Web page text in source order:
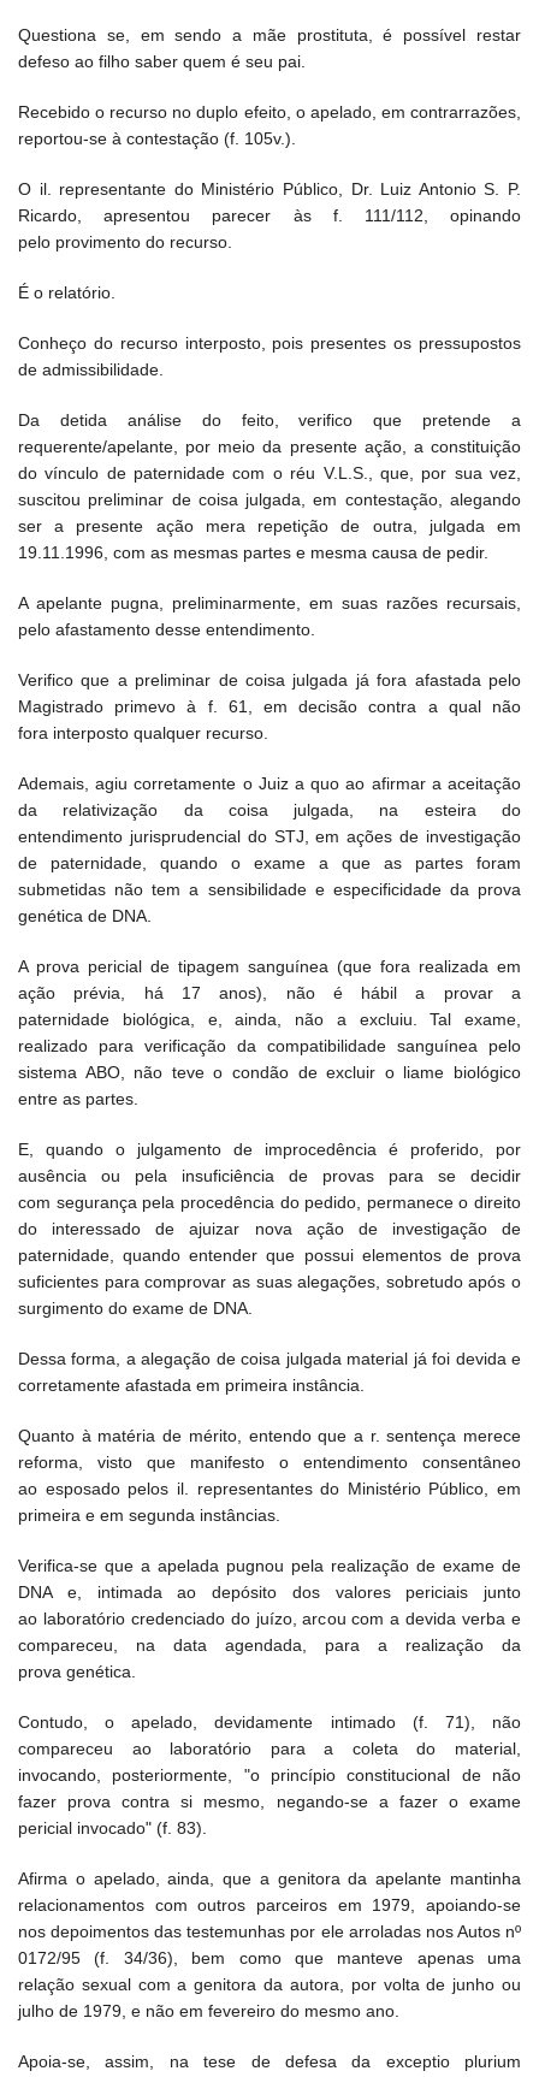
Questiona se, em sendo a mãe prostituta, é possível restar
defeso ao filho saber quem é seu pai.
Recebido o recurso no duplo efeito, o apelado, em contrarrazões,
reportou-se à contestação (f. 105v.).
O il. representante do Ministério Público, Dr. Luiz Antonio S. P.
Ricardo, apresentou parecer às f. 111/112, opinando
pelo provimento do recurso.
É o relatório.
Conheço do recurso interposto, pois presentes os pressupostos
de admissibilidade.
Da detida análise do feito, verifico que pretende a
requerente/apelante, por meio da presente ação, a constituição
do vínculo de paternidade com o réu V.L.S., que, por sua vez,
suscitou preliminar de coisa julgada, em contestação, alegando
ser a presente ação mera repetição de outra, julgada em
19.11.1996, com as mesmas partes e mesma causa de pedir.
A apelante pugna, preliminarmente, em suas razões recursais,
pelo afastamento desse entendimento.
Verifico que a preliminar de coisa julgada já fora afastada pelo
Magistrado primevo à f. 61, em decisão contra a qual não
fora interposto qualquer recurso.
Ademais, agiu corretamente o Juiz a quo ao afirmar a aceitação
da relativização da coisa julgada, na esteira do
entendimento jurisprudencial do STJ, em ações de investigação
de paternidade, quando o exame a que as partes foram
submetidas não tem a sensibilidade e especificidade da prova
genética de DNA.
A prova pericial de tipagem sanguínea (que fora realizada em
ação prévia, há 17 anos), não é hábil a provar a
paternidade biológica, e, ainda, não a excluiu. Tal exame,
realizado para verificação da compatibilidade sanguínea pelo
sistema ABO, não teve o condão de excluir o liame biológico
entre as partes.
E, quando o julgamento de improcedência é proferido, por
ausência ou pela insuficiência de provas para se decidir
com segurança pela procedência do pedido, permanece o direito
do interessado de ajuizar nova ação de investigação de
paternidade, quando entender que possui elementos de prova
suficientes para comprovar as suas alegações, sobretudo após o
surgimento do exame de DNA.
Dessa forma, a alegação de coisa julgada material já foi devida e
corretamente afastada em primeira instância.
Quanto à matéria de mérito, entendo que a r. sentença merece
reforma, visto que manifesto o entendimento consentâneo
ao esposado pelos il. representantes do Ministério Público, em
primeira e em segunda instâncias.
Verifica-se que a apelada pugnou pela realização de exame de
DNA e, intimada ao depósito dos valores periciais junto
ao laboratório credenciado do juízo, arcou com a devida verba e
compareceu, na data agendada, para a realização da
prova genética.
Contudo, o apelado, devidamente intimado (f. 71), não
compareceu ao laboratório para a coleta do material,
invocando, posteriormente, "o princípio constitucional de não
fazer prova contra si mesmo, negando-se a fazer o exame
pericial invocado" (f. 83).
Afirma o apelado, ainda, que a genitora da apelante mantinha
relacionamentos com outros parceiros em 1979, apoiando-se
nos depoimentos das testemunhas por ele arroladas nos Autos nº
0172/95 (f. 34/36), bem como que manteve apenas uma
relação sexual com a genitora da autora, por volta de junho ou
julho de 1979, e não em fevereiro do mesmo ano.
Apoia-se, assim, na tese de defesa da exceptio plurium